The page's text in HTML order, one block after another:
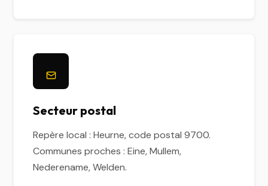
Secteur postal
Repère local : Heurne, code postal 9700.
Communes proches : Eine, Mullem,
Nederename, Welden.